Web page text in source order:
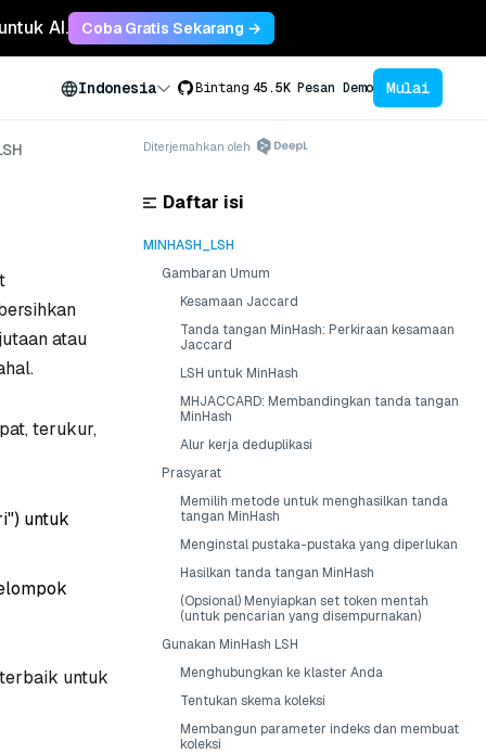
AI. Coba Gratis Sekarang →
Indonesia Bintang 45.5K Pesan Demo Mulai
atau
terukur,
untuk
untuk
Diterjemahkan oleh
Daftar isi
MINHASH_LSH
Gambaran Umum
Kesamaan Jaccard
Tanda tangan MinHash: Perkiraan kesamaan
Jaccard
LSH untuk MinHash
MHJACCARD: Membandingkan tanda tangan
MinHash
Alur kerja deduplikasi
Prasyarat
Memilih metode untuk menghasilkan tanda
tangan MinHash
Menginstal pustaka-pustaka yang diperlukan
Hasilkan tanda tangan MinHash
(Opsional) Menyiapkan set token mentah
(untuk pencarian yang disempurnakan)
Gunakan MinHash LSH
Menghubungkan ke klaster Anda
Tentukan skema koleksi
Membangun parameter indeks dan membuat
koleksi